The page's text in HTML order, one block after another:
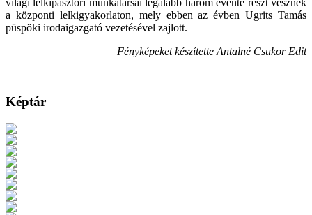
a központi lelkigyakorlaton, mely ebben az évben Ugrits Tamás
püspöki irodaigazgató vezetésével zajlott.
Fényképeket készítette Antalné Csukor Edit
Képtár